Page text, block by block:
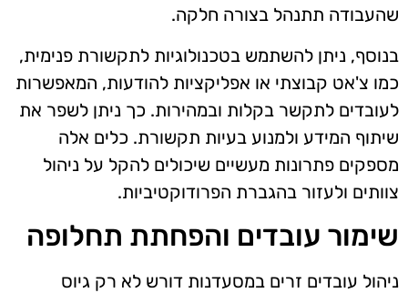
שהעבודה תתנהל בצורה חלקה.
בנוסף, ניתן להשתמש בטכנולוגיות לתקשורת פנימית,
כמו צ'אט קבוצתי או אפליקציות להודעות, המאפשרות
לעובדים לתקשר בקלות ובמהירות. כך ניתן לשפר את
שיתוף המידע ולמנוע בעיות תקשורת. כלים אלה
מספקים פתרונות מעשיים שיכולים להקל על ניהול
צוותים ולעזור בהגברת הפרודוקטיביות.
שימור עובדים והפחתת תחלופה
ניהול עובדים זרים במסעדנות דורש לא רק גיוס